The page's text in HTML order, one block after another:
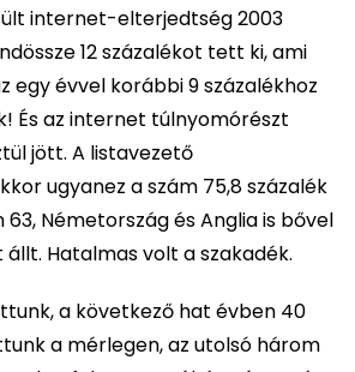
internet-elterjedtség 2003
12 százalékot tett ki, ami
egy évvel korábbi 9 százalékhoz
És az internet túlnyomórészt
jött. A listavezető
ugyanez a szám 75,8 százalék
Németország és Anglia is bővel
Hatalmas volt a szakadék.
a következő hat évben 40
a mérlegen, az utolsó három